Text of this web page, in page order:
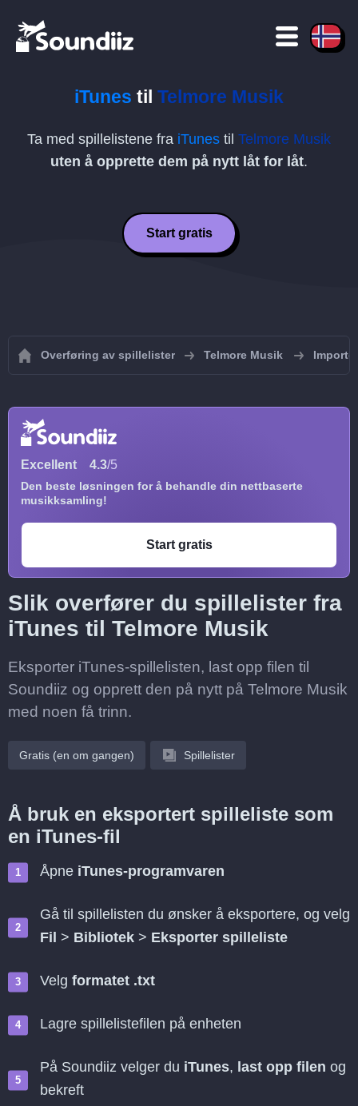
iTunes til Telmore Musik
Ta med spillelistene fra iTunes til Telmore Musik
uten å opprette dem på nytt låt for låt.
Start gratis
Overføring av spillelister Telmore Musik
Excellent 4.3/5
Den beste løsningen for å behandle din nettbaserte
musikksamling!
Start gratis
Slik overfører du spillelister fra
iTunes til Telmore Musik
Eksporter iTunes-spillelisten, last opp filen til
Soundiiz og opprett den på nytt på Telmore Musik
med noen få trinn.
Gratis (en om gangen) Spillelister
Å bruk en eksportert spilleliste som
en iTunes-fil
Åpne iTunes-programvaren
Gå til spillelisten du ønsker å eksportere, og velg
Fil > Bibliotek > Eksporter spilleliste
Velg formatet .txt
Lagre spillelistefilen på enheten
På Soundiiz velger du iTunes, last opp filen og
bekreft